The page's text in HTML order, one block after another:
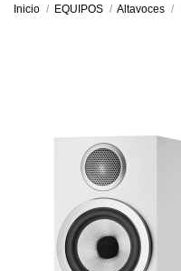
Inicio EQUIPOS Altavoces